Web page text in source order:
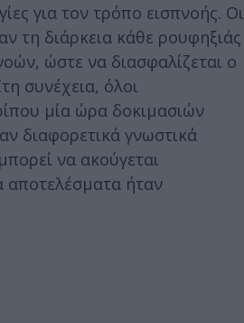
για τον τρόπο εισπνοής. Οι
τη διάρκεια κάθε ρουφηξιάς
ώστε να διασφαλίζεται ο
συνέχεια, όλοι
μία ώρα δοκιμασιών
διαφορετικά γνωστικά
να ακούγεται
αποτελέσματα ήταν